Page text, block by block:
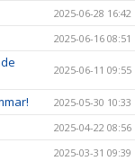
2025-06-28 16:42
2025-06-16 08:51
2025-06-11 09:55
2025-05-30 10:33
2025-04-22 08:56
2025-03-31 09:39